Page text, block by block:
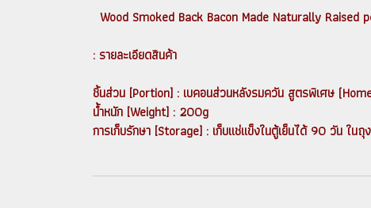
Wood Smoked Back Bacon Made Naturally
: รายละเอียดสินค้า
ชิ้นส่วน [Portion] : เบคอนส่วนหลังรมควัน สูตรพิเศษ
น้ำหนัก [Weight] : 200g
การเก็บรักษา [Storage] : เก็บแช่แข็งในตู้เย็นได้ 90 วัน